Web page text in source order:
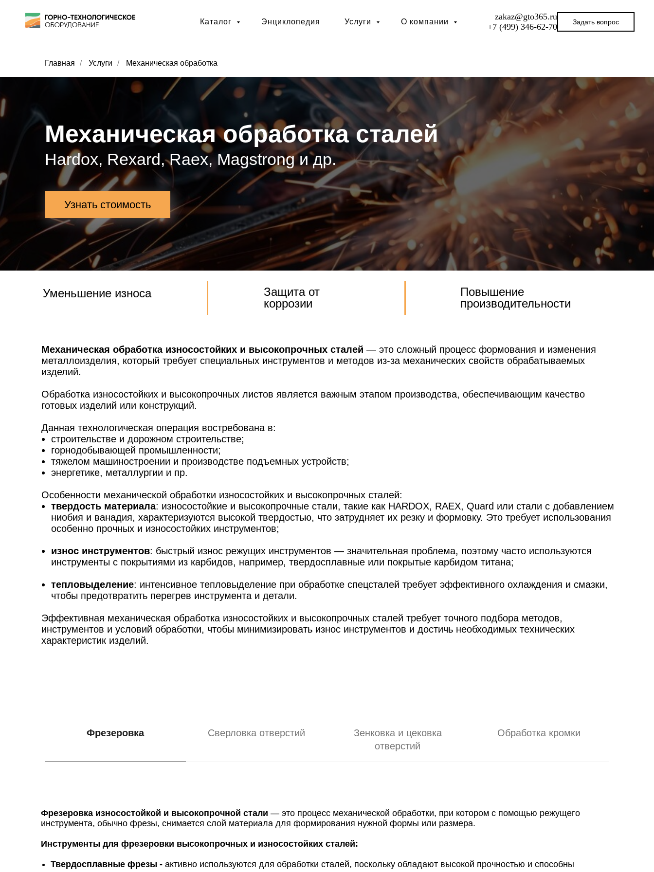
Каталог Энциклопедия Услуги О компании
zakaz@gto365.ru
+7 (499) 346-62-70
Задать вопрос
Главная / Услуги / Механическая обработка
Механическая обработка сталей
Hardox, Rexard, Raex, Magstrong и др.
Узнать стоимость
Уменьшение износа
Защита от
коррозии
Повышение
производительности
Механическая обработка износостойких и высокопрочных сталей — это сложный процесс формования и изменения
металлоизделия, который требует специальных инструментов и методов из-за механических свойств обрабатываемых
изделий.
Обработка износостойких и высокопрочных листов является важным этапом производства, обеспечивающим качество
готовых изделий или конструкций.
Данная технологическая операция востребована в:
строительстве и дорожном строительстве;
горнодобывающей промышленности;
тяжелом машиностроении и производстве подъемных устройств;
энергетике, металлургии и пр.
Особенности механической обработки износостойких и высокопрочных сталей:
твердость материала: износостойкие и высокопрочные стали, такие как HARDOX, RAEX, Quard или стали с добавлением
ниобия и ванадия, характеризуются высокой твердостью, что затрудняет их резку и формовку. Это требует использования
особенно прочных и износостойких инструментов;
износ инструментов: быстрый износ режущих инструментов — значительная проблема, поэтому часто используются
инструменты с покрытиями из карбидов, например, твердосплавные или покрытые карбидом титана;
тепловыделение: интенсивное тепловыделение при обработке спецсталей требует эффективного охлаждения и смазки,
чтобы предотвратить перегрев инструмента и детали.
Эффективная механическая обработка износостойких и высокопрочных сталей требует точного подбора методов,
инструментов и условий обработки, чтобы минимизировать износ инструментов и достичь необходимых технических
характеристик изделий.
Фрезеровка Сверловка отверстий
Зенковка и цековка
отверстий
Обработка кромки
Фрезеровка износостойкой и высокопрочной стали — это процесс механической обработки, при котором с помощью режущего
инструмента, обычно фрезы, снимается слой материала для формирования нужной формы или размера.
Инструменты для фрезеровки высокопрочных и износостойких сталей:
Твердосплавные фрезы - активно используются для обработки сталей, поскольку обладают высокой прочностью и способны